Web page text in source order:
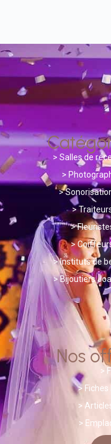
>Salles de
>
>
>
>
>
>Instituts de
>Bijoutiers
Nos
>
>
>A
>